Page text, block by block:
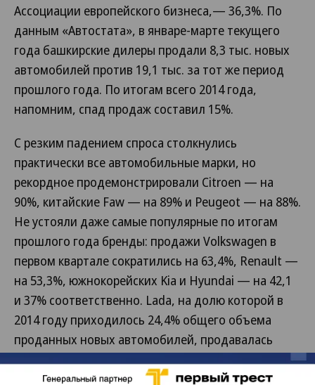
Ассоциации европейского бизнеса,— 36,3%. По
данным «Автостата», в январе-марте текущего
года башкирские дилеры продали 8,3 тыс. новых
автомобилей против 19,1 тыс. за тот же период
прошлого года. По итогам всего 2014 года,
напомним, спад продаж составил 15%.
С резким падением спроса столкнулись
практически все автомобильные марки, но
рекордное продемонстрировали Citroen — на
90%, китайские Faw — на 89% и Peugeot — на 88%.
Не устояли даже самые популярные по итогам
прошлого года бренды: продажи Volkswagen в
первом квартале сократились на 63,4%, Renault —
на 53,3%, южнокорейских Kia и Hyundai — на 42,1
и 37% соответственно. Lada, на долю которой в
2014 году приходилось 24,4% общего объема
проданных новых автомобилей, продавалась
хуже на 47%. Меньшее падение показали Subaru и
Mercedes — на 36% и 39%.